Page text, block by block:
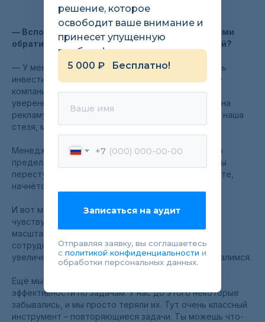
— Вспомните, пожалуйста, с какими проблемами
обратились, какие задачи ставили перед собой?
— У меня был запрос масштабироваться: привлечь
инвестиции и вложить большую сумму в развитие
компании. Я потихоньку шёл к этому, но не было
уверенности, что вот сейчас потрачу кучу денег на
рекламу и мы справимся с потоком клиентов. Это наша
стезя, мы это можем сделать, а что потом?
Менеджмент изучаю давно, везде говорится, что
предел управляемости – 10 человек. Как только вы
переступите этот порог, вы будете жить на работе,
начнётся хаос. Я этого всегда опасался.
И вот мы плавно подошли к этой цифре, а я себя
чувствую достаточно уверенно: мы готовы к
масштабированию, к полномасштабному набору
сотрудников, к большим рекламным кампаниям, к
увеличению числа клиентов. Теперь точно не завалимся.
Ещё мы закрыли проблему с отслеживанием
эффективности по задачам. У нас до этого некоторые
забывались, и мы просто теряли их. Тут очень классный
инструмент – повторяющиеся задачи. Ты можешь что-
решение, которое
освободит ваше внимание и
принесет упущенную
прибыль!
5 000 ₽ Бесплатно!
Ваше имя
+7
Записаться на аудит
Отправляя заявку, вы соглашаетесь
с политикой конфиденциальности и
обработки персональных данных.